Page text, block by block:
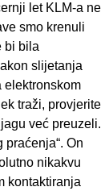
let KLM-a ne
smo krenuli
bi bila
slijetanja
elektronskom
traži, provjerite
već preuzeli.
praćenja“. On
nikakvu
kontaktiranja